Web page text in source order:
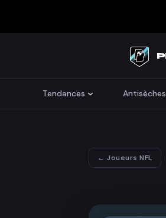
Search
Tendances Antisèches
← Joueurs NFL